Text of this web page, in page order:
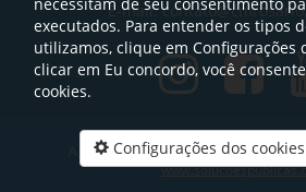
E-mail:
A plataforma de gerenciamento
executados. Para entender os tipos
utilizamos, clique em Configurações
clicar em Eu concordo, você
cookies.
Configurações dos cookies